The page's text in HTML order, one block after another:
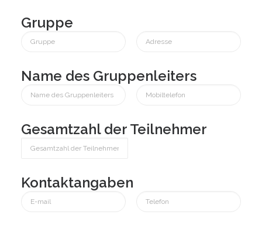
Gruppe
Name des Gruppenleiters
Gesamtzahl der Teilnehmer
Kontaktangaben